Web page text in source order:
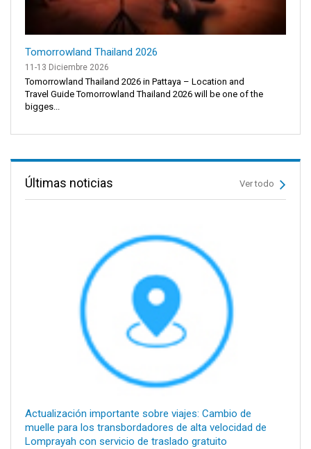
Tomorrowland Thailand 2026
11-13 Diciembre 2026
Tomorrowland Thailand 2026 in Pattaya – Location and
Travel Guide Tomorrowland Thailand 2026 will be one of the
bigges...
Últimas noticias Ver todo
Actualización importante sobre viajes: Cambio de
muelle para los transbordadores de alta velocidad de
Lomprayah con servicio de traslado gratuito